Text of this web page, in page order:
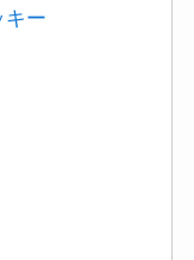
キー